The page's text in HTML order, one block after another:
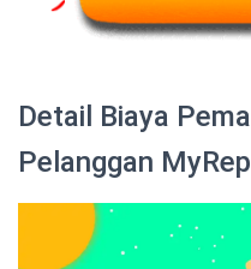
Detail Biaya
Pelanggan